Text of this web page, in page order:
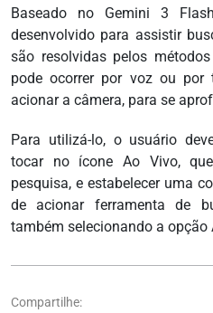
Baseado no Gemini 3
desenvolvido para assistir
são resolvidas pelos
pode ocorrer por voz ou por
acionar a câmera, para se
Para utilizá-lo, o usuário
tocar no ícone Ao Vivo,
pesquisa, e estabelecer uma
de acionar ferramenta de
também selecionando a opção
Compartilhe: